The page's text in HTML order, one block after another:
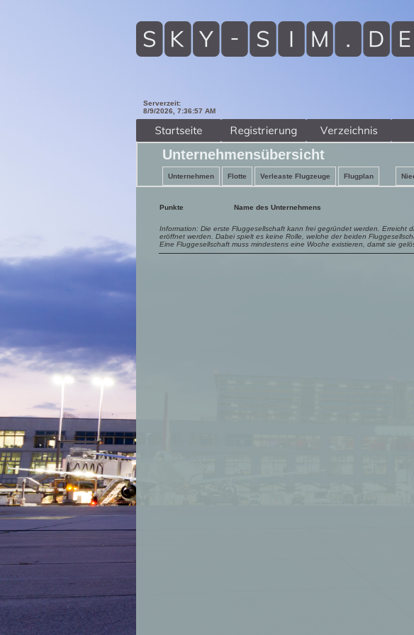
Serverzeit:
8/9/2026, 7:36:58 AM
Unternehmensübersicht
Unternehmen Flotte Verleaste Flugzeuge Flugplan
Punkte Name des Unternehmens
Information: Die erste Fluggesellschaft kann frei gegründet werden.
eröffnet werden. Dabei spielt es keine Rolle, welche der beiden
Eine Fluggesellschaft muss mindestens eine Woche existieren, damit sie